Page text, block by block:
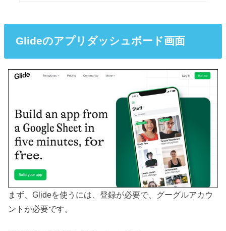
Glideのアプリダッシュボード画面
まず、Glideを使うには、登録が必要で、グーグルアカウ
ントが必要です。